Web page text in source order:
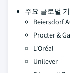
주요 글로벌
Beiersdorf
Procter &
L'Oréal
Unilever